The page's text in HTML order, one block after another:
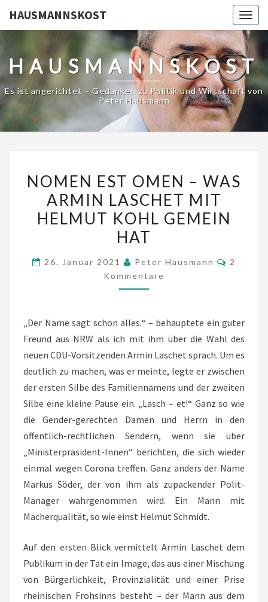
HAUSMANNSKOST
HAUSMANNSKOST
Es ist angerichtet – Gedanken zu Politik und Wirtschaft von
Peter Hausmann
EST
OMEN
–
WAS
LASCHET
MIT
GEMEIN
HAT
NOMEN EST OMEN – WAS
ARMIN LASCHET MIT
HELMUT KOHL GEMEIN
HAT
26. Januar 2021 Peter Hausmann
2
Kommentare
„Der Name sagt schon alles.“ – behauptete ein guter
Freund aus NRW als ich mit ihm über die Wahl des
neuen CDU-Vorsitzenden Armin Laschet sprach. Um es
deutlich zu machen, was er meinte, legte er zwischen
der ersten Silbe des Familiennamens und der zweiten
Silbe eine kleine Pause ein. „Lasch – et!“ Ganz so wie
die Gender-gerechten Damen und Herrn in den
öffentlich-rechtlichen Sendern, wenn sie über
„Ministerpräsident-Innen“ berichten, die sich wieder
einmal wegen Corona treffen. Ganz anders der Name
Markus Söder, der von ihm als zupackender Polit-
Manager wahrgenommen wird. Ein Mann mit
Macherqualität, so wie einst Helmut Schmidt.
Auf den ersten Blick vermittelt Armin Laschet dem
Publikum in der Tat ein Image, das aus einer Mischung
von Bürgerlichkeit, Provinzialität und einer Prise
rheinischen Frohsinns besteht – der Mann aus dem